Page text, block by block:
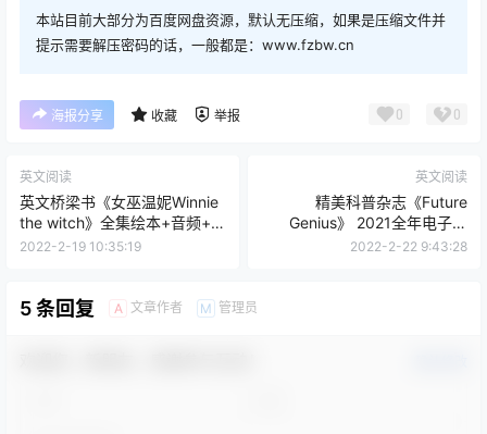
本站目前大部分为百度网盘资源，默认无压缩，如果是压缩文件并
提示需要解压密码的话，一般都是：www.fzbw.cn
海报分享 收藏 举报 0 0
英文阅读
英文桥梁书《女巫温妮Winnie
the witch》全集绘本+音频+动
画
2022-2-19 10:35:19
英文阅读
精美科普杂志《Future
Genius》 2021全年电子版
PDF格式
2022-2-22 9:43:28
5 条回复 A 文章作者 M 管理员